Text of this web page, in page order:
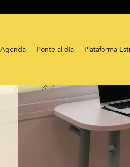
Agenda Ponte al día Plataforma